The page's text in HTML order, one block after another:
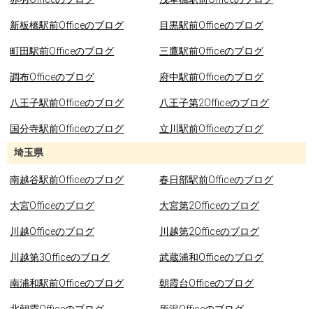
新板橋駅前Officeのブログ 目黒駅前Officeのブログ
町田駅前Officeのブログ 三鷹駅前Officeのブログ
調布Officeのブログ 府中駅前Officeのブログ
八王子駅前Officeのブログ 八王子第2Officeのブログ
国分寺駅前Officeのブログ 立川駅前Officeのブログ
埼玉県
南越谷駅前Officeのブログ 春日部駅前Officeのブログ
大宮Officeのブログ 大宮第2Officeのブログ
川越Officeのブログ 川越第2Officeのブログ
川越第3Officeのブログ 武蔵浦和Officeのブログ
南浦和駅前Officeのブログ 朝霞台Officeのブログ